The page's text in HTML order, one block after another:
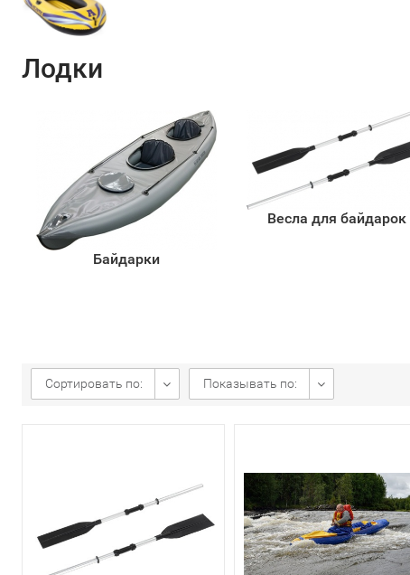
Лодки
Байдарки
Весла для байдарок
Сортировать по: Показывать по: